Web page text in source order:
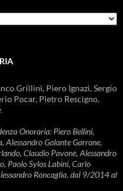
Grillini, Piero Ignazi, Sergio
Pocar, Pietro Rescigno,
Onoraria: Piero Bellini,
Alessandro Galante Garrone,
Claudio Pavone, Alessandro
Paolo Sylos Labini, Carlo
Roncaglia, dal 9/2014 al